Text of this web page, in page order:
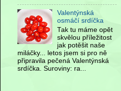
Valentýnská
osmáčí srdíčka
Tak tu máme opět
skvělou příležitost
jak potěšit naše
miláčky... letos jsem si pro ně
připravila pečená Valentýnská
srdíčka. Suroviny: ra...